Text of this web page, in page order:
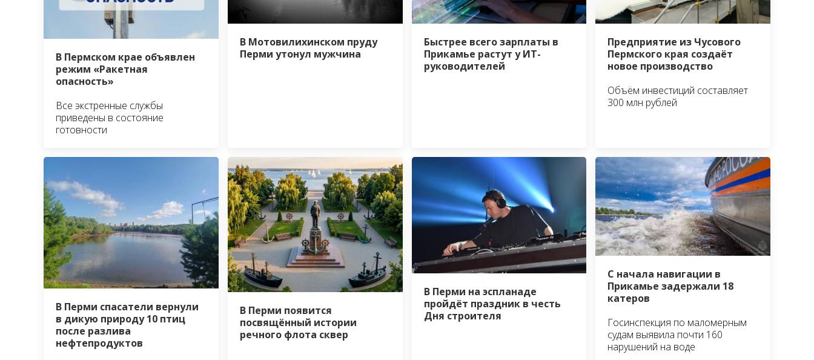
В Пермском крае объявлен
режим «Ракетная
опасность»
Все экстренные службы
приведены в состояние
готовности
В Мотовилихинском пруду
Перми утонул мужчина
Быстрее всего зарплаты в
Прикамье растут у ИТ-
руководителей
Предприятие из Чусового
Пермского края создаёт
новое производство
Объём инвестиций составляет
300 млн рублей
В Перми спасатели вернули
в дикую природу 10 птиц
после разлива
нефтепродуктов
В Перми появится
посвящённый истории
речного флота сквер
В Перми на эспланаде
пройдёт праздник в честь
Дня строителя
С начала навигации в
Прикамье задержали 18
катеров
Госинспекция по маломерным
судам выявила почти 160
нарушений на воде